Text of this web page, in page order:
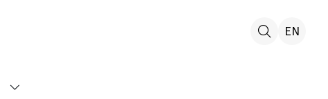
EN